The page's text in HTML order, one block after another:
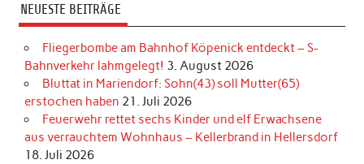
NEUESTE BEITRÄGE
Fliegerbombe am Bahnhof Köpenick entdeckt – S-
Bahnverkehr lahmgelegt! 3. August 2026
Bluttat in Mariendorf: Sohn(43) soll Mutter(65)
erstochen haben 21. Juli 2026
Feuerwehr rettet sechs Kinder und elf Erwachsene
aus verrauchtem Wohnhaus – Kellerbrand in Hellersdorf
18. Juli 2026